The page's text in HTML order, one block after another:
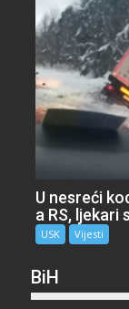
U nesreći
a RS, ljekari
USK Vijesti
BiH